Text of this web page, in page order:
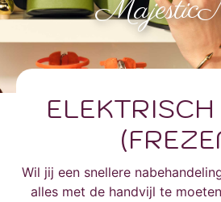
Wil jij een snellere
alles met de handvijl te